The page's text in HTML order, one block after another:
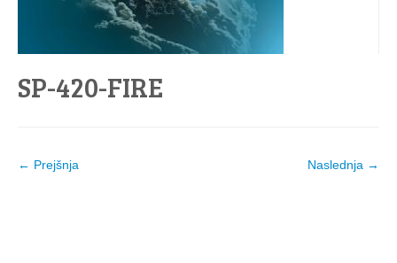
SP-420-FIRE
← Prejšnja Naslednja →